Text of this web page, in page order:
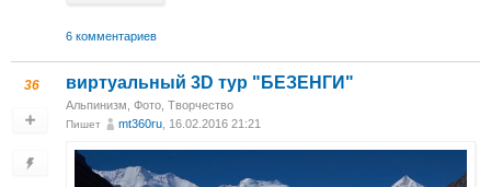
6 комментариев
36 виртуальный 3D тур "БЕЗЕНГИ"
Альпинизм Фото Творчество
Пишет mt360ru , 16.02.2016 21:21